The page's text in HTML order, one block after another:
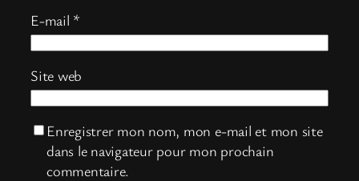
E-mail *
Site web
Enregistrer mon nom, mon e-mail et mon site
dans le navigateur pour mon prochain
commentaire.